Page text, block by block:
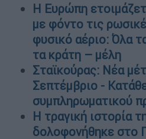
Η Ευρώπη
με φόντο τις
φυσικό αέριο: Όλα
τα κράτη – μέλη
Σταϊκούρας: Νέα
Σεπτέμβριο -
συμπληρωματικού
Η τραγική ιστορία
δολοφονήθηκε στο